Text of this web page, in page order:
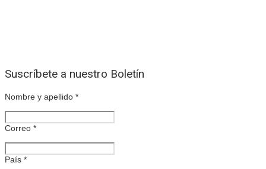
Suscríbete a nuestro Boletín
Nombre y apellido *
Correo *
País *